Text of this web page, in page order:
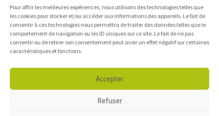
Pour offrir les meilleures expériences, nous utilisons des technologies telles que
les cookies pour stocker et/ou accéder aux informations des appareils. Le fait de
consentir à ces technologies nous permettra de traiter des données telles que le
comportement de navigation ou les ID uniques sur ce site. Le fait de ne pas
consentir ou de retirer son consentement peut avoir un effet négatif sur certaines
caractéristiques et fonctions.
Accepter
Refuser